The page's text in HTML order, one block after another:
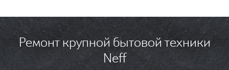
Ремонт крупной бытовой техники
Neff